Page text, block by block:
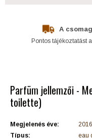
A
Pontos tájékoztatást
Parfüm jellemzői -
toilette)
Megjelenés éve:
2016
Típus:
eau